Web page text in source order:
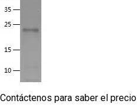
Contáctenos para saber el precio